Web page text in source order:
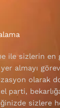
ile sizlerin en
yer almayı
olarak
parti,
sizlere